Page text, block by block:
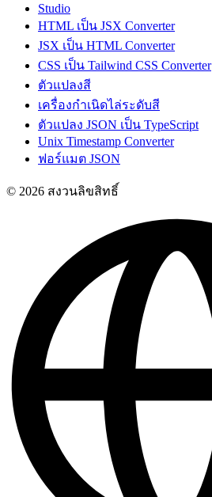
Studio
HTML เป็น JSX Converter
JSX เป็น HTML Converter
CSS เป็น Tailwind CSS Converter
ตัวแปลงสี
เครื่องกำเนิดไล่ระดับสี
ตัวแปลง JSON เป็น TypeScript
Unix Timestamp Converter
ฟอร์แมต JSON
© 2026 สงวนลิขสิทธิ์